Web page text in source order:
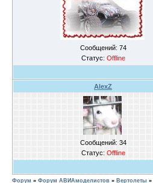
Сообщений: 74
Статус: Offline
AlexZ
Сообщений: 34
Статус: Offline
Форум » Форум АВИАмоделистов » Вертолеты »